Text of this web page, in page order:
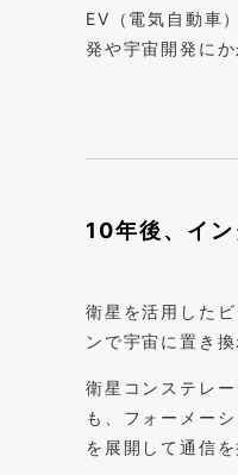
EV（電気自動車
発や宇宙開発に
10年後、イ
衛星を活用した
ンで宇宙に置き
衛星コンステレ
も、フォーメー
を展開して通信